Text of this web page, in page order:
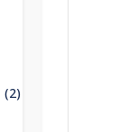
(2)